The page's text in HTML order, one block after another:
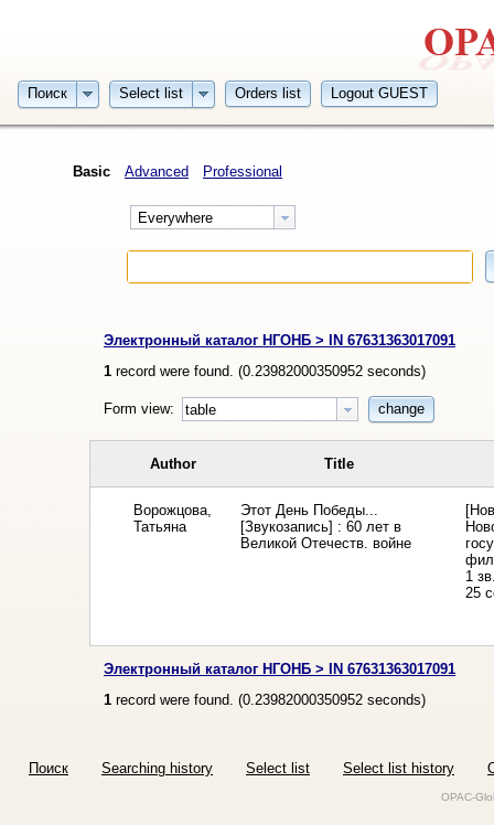
Поиск Select list Orders list Logout GUEST
Basic Advanced Professional
Everywhere
Электронный каталог НГОНБ > IN 67631363017091
1 record were found. (0.23982000350952 seconds)
Form view: table change
Author Title
Ворожцова,
Татьяна
Этот День Победы...
[Звукозапись] : 60 лет в
Великой Отечеств. войне
1
25
Электронный каталог НГОНБ > IN 67631363017091
1 record were found. (0.23982000350952 seconds)
Поиск Searching history Select list Select list history
OPAC-